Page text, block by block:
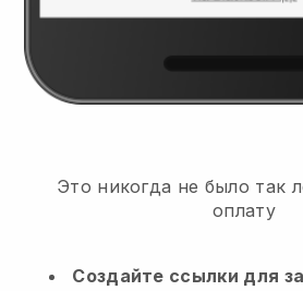
Это никогда не было так
оплату
Создайте ссылки для